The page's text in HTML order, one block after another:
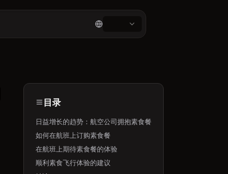
目录
日益增长的趋势：航空公司拥抱素食餐
如何在航班上订购素食餐
在航班上期待素食餐的体验
顺利素食飞行体验的建议